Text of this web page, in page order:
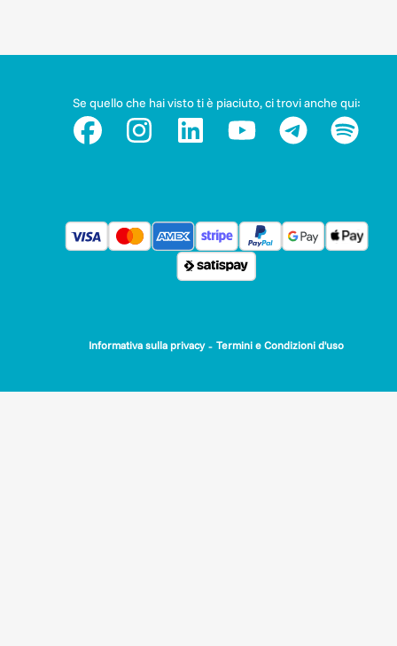
Se quello che hai visto ti è piaciuto, ci trovi anche qui:
Informativa sulla privacy - Termini e Condizioni d'uso